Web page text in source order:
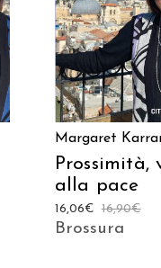
AGGIUNGI AL
Margaret
Prossimità,
alla pace
16,90€
16,06€
Brossura